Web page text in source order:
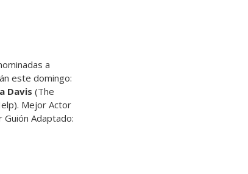
a
este domingo:
Davis (The
Mejor Actor
Guión Adaptado: